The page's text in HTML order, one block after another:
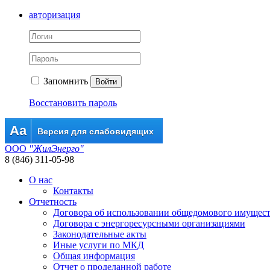
авторизация
Запомнить Войти
Восстановить пароль
Aa Версия для слабовидящих
ООО "ЖилЭнерго"
8 (846) 311-05-98
О нас
Контакты
Отчетность
Договора об использовании общедомового
Договора с энергоресурсными организациями
Законодательные акты
Иные услуги по МКД
Общая информация
Отчет о проделанной работе